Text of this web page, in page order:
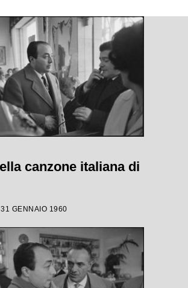
canzone italiana di
GENNAIO 1960